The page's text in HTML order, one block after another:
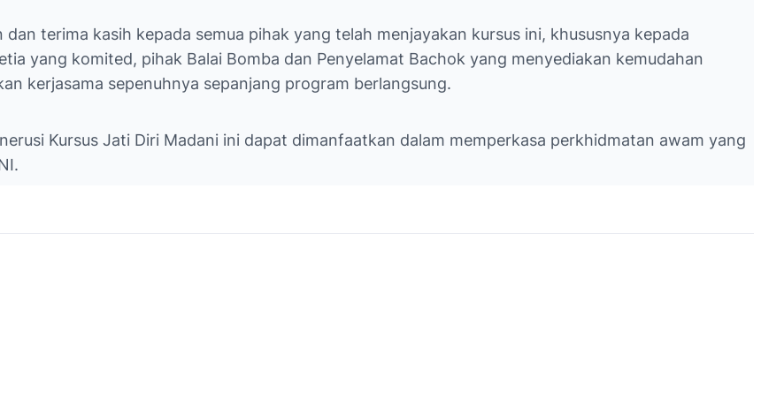
terima kasih kepada semua pihak yang telah menjayakan kursus ini, khususnya kepada
yang komited, pihak Balai Bomba dan Penyelamat Bachok yang menyediakan kemudahan
kerjasama sepenuhnya sepanjang program berlangsung.
Kursus Jati Diri Madani ini dapat dimanfaatkan dalam memperkasa perkhidmatan awam yang